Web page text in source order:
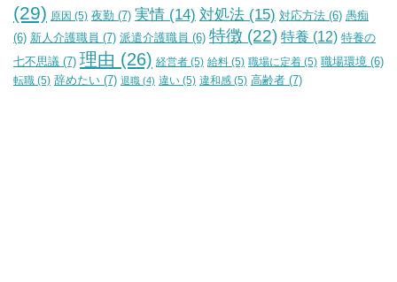
(29) 原因 (5) 夜勤 (7) 実情 (14) 対処法 (15) 対応方法 (6) 愚痴
(6) 新人介護職員 (7) 派遣介護職員 (6) 特徴 (22) 特養 (12) 特養の
七不思議 (7) 理由 (26) 経営者 (5) 給料 (5) 職場に定着 (5) 職場環境 (6)
転職 (5) 辞めたい (7) 退職 (4) 違い (5) 違和感 (5) 高齢者 (7)